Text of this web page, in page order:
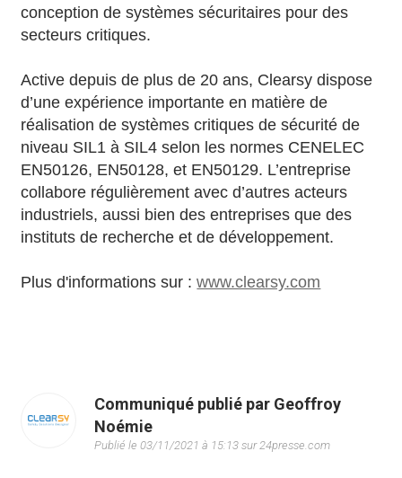
conception de systèmes sécuritaires pour des
secteurs critiques.
Active depuis de plus de 20 ans, Clearsy dispose
d’une expérience importante en matière de
réalisation de systèmes critiques de sécurité de
niveau SIL1 à SIL4 selon les normes CENELEC
EN50126, EN50128, et EN50129. L’entreprise
collabore régulièrement avec d’autres acteurs
industriels, aussi bien des entreprises que des
instituts de recherche et de développement.
Plus d'informations sur :www.clearsy.com
Communiqué publié par Geoffroy
Noémie
Publié le 03/11/2021 à 15:13 sur 24presse.com